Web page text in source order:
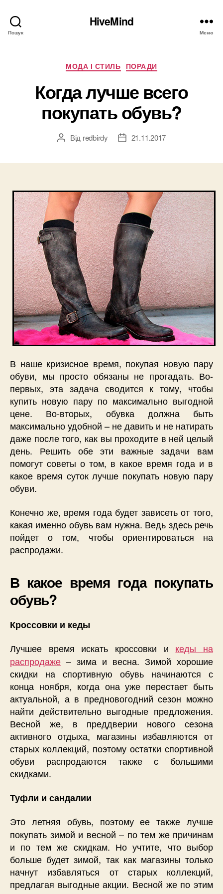
Пошук
HiveMind
Меню
Категорії
МОДА І СТИЛЬ ПОРАДИ
Когда лучше всего
покупать обувь?
Автор
Від redbirdy
Дата21.11.2017
В наше кризисное время, покупая новую пару
обуви, мы просто обязаны не прогадать. Во-
первых, эта задача сводится к тому, чтобы
купить новую пару по максимально выгодной
цене. Во-вторых, обувка должна быть
максимально удобной – не давить и не натирать
даже после того, как вы проходите в ней целый
день. Решить обе эти важные задачи вам
помогут советы о том, в какое время года и в
какое время суток лучше покупать новую пару
обуви.
Конечно же, время года будет зависеть от того,
какая именно обувь вам нужна. Ведь здесь речь
пойдет о том, чтобы ориентироваться на
распродажи.
В какое время года покупать
обувь?
Кроссовки и кеды
Лучшее время искать кроссовки и кеды на
распродаже – зима и весна. Зимой хорошие
скидки на спортивную обувь начинаются с
конца ноября, когда она уже перестает быть
актуальной, а в предновогодний сезон можно
найти действительно выгодные предложения.
Весной же, в преддверии нового сезона
активного отдыха, магазины избавляются от
старых коллекций, поэтому остатки спортивной
обуви распродаются также с большими
скидками.
Туфли и сандалии
Это летняя обувь, поэтому ее также лучше
покупать зимой и весной – по тем же причинам
и по тем же скидкам. Но учтите, что выбор
больше будет зимой, так как магазины только
начнут избавляться от старых коллекций,
предлагая выгодные акции. Весной же по этим